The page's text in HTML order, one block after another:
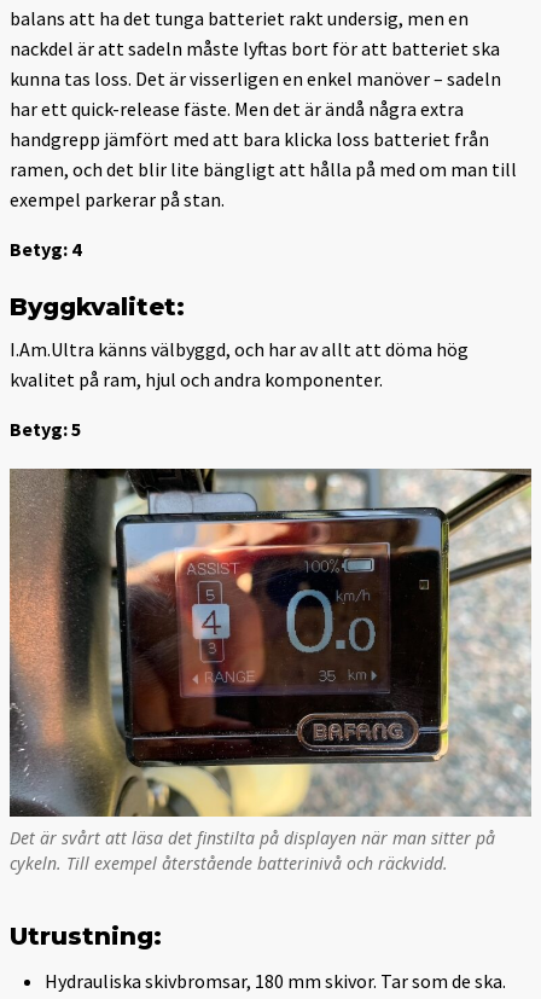
balans att ha det tunga batteriet rakt undersig, men en
nackdel är att sadeln måste lyftas bort för att batteriet ska
kunna tas loss. Det är visserligen en enkel manöver – sadeln
har ett quick-release fäste. Men det är ändå några extra
handgrepp jämfört med att bara klicka loss batteriet från
ramen, och det blir lite bängligt att hålla på med om man till
exempel parkerar på stan.
Betyg: 4
Byggkvalitet:
I.Am.Ultra känns välbyggd, och har av allt att döma hög
kvalitet på ram, hjul och andra komponenter.
Betyg: 5
Det är svårt att läsa det finstilta på displayen när man sitter på
cykeln. Till exempel återstående batterinivå och räckvidd.
Utrustning:
Hydrauliska skivbromsar, 180 mm skivor. Tar som de ska.